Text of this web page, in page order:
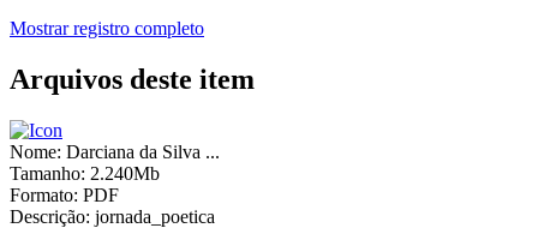
Mostrar registro completo
Arquivos deste item
Nome: Darciana da Silva ...
Tamanho: 2.240Mb
Formato: PDF
Descrição: jornada_poetica